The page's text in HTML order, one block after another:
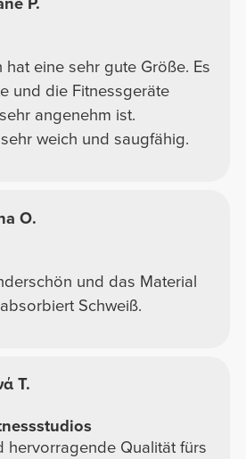
eine sehr gute Größe. Es
und die Fitnessgeräte
angenehm ist.
weich und saugfähig.
O.
und das Material
Schweiß.
Τ.
hervorragende Qualität fürs